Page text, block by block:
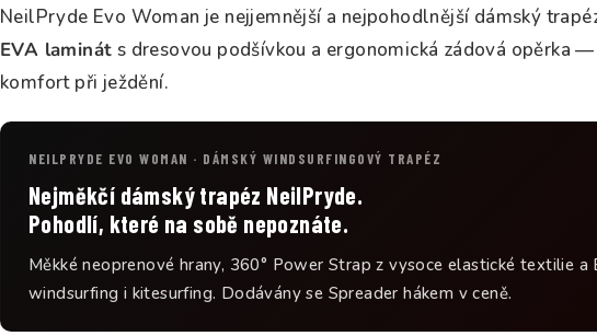
NeilPryde Evo Woman je nejjemnější a nejpohodlnější dámský
EVA laminát s dresovou podšívkou a ergonomická zádová opěrka
komfort při ježdění.
NEILPRYDE EVO WOMAN · DÁMSKÝ WINDSURFINGOVÝ TRAPÉZ
Nejměkčí dámský trapéz NeilPryde.
Pohodlí, které na sobě nepoznáte.
Měkké neoprenové hrany, 360° Power Strap z vysoce elastické textilie
windsurfing i kitesurfing. Dodávány se Spreader hákem v ceně.